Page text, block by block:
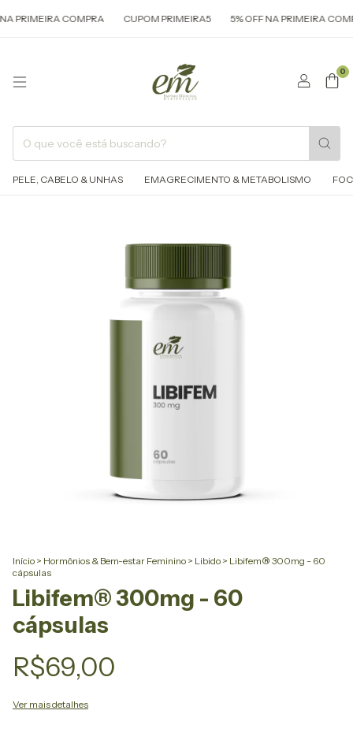
PRIMEIRA COMPRA CUPOM PRIMEIRA5 5% OFF NA PRIMEIRA
0
PELE, CABELO & UNHAS EMAGRECIMENTO & METABOLISMO
Início > Hormônios & Bem-estar Feminino > Libido > Libifem® 300mg - 60
cápsulas
Libifem® 300mg - 60
cápsulas
R$69,00
Ver mais detalhes